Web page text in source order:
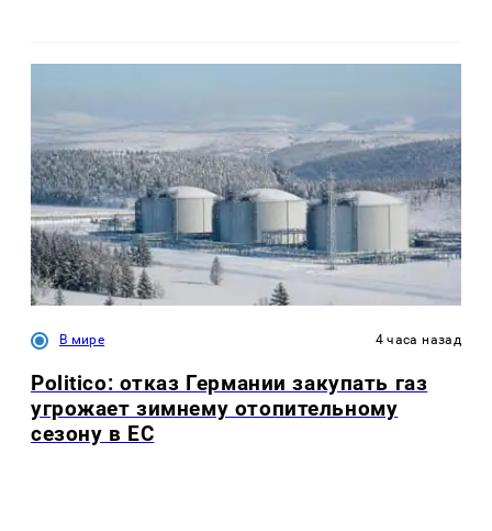
В мире 4 часа назад
Politico: отказ Германии закупать газ
угрожает зимнему отопительному
сезону в ЕС